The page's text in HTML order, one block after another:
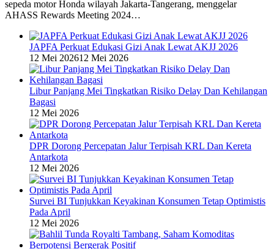
sepeda motor Honda wilayah Jakarta-Tangerang, menggelar
AHASS Rewards Meeting 2024…
JAPFA Perkuat Edukasi Gizi Anak Lewat AKJJ 2026
12 Mei 202612 Mei 2026
Libur Panjang Mei Tingkatkan Risiko Delay Dan Kehilangan
Bagasi
12 Mei 2026
DPR Dorong Percepatan Jalur Terpisah KRL Dan Kereta
Antarkota
12 Mei 2026
Survei BI Tunjukkan Keyakinan Konsumen Tetap Optimistis
Pada April
12 Mei 2026